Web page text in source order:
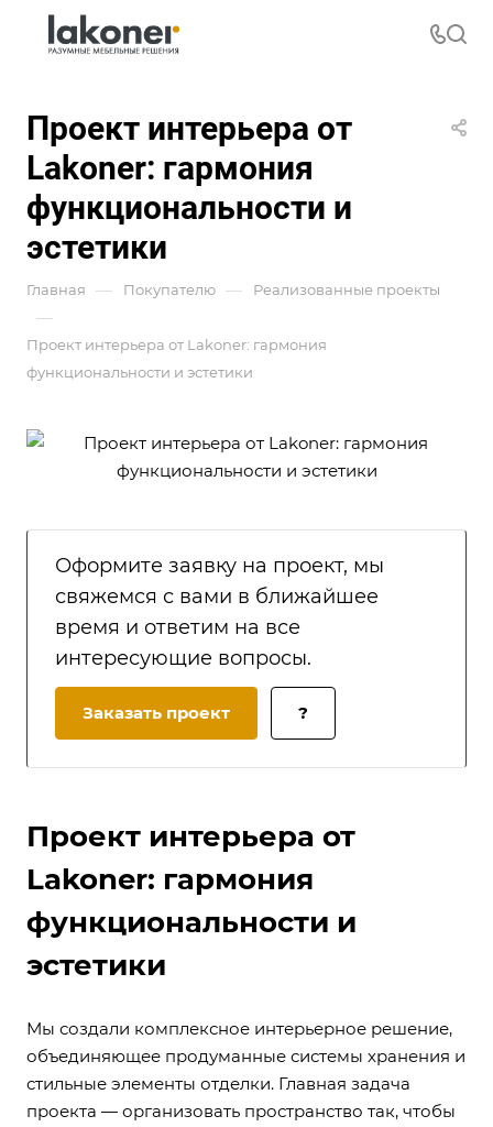
Проект интерьера от
Lakoner: гармония
функциональности и
эстетики
Главная — Покупателю — Реализованные проекты
—
Проект интерьера от Lakoner: гармония
функциональности и эстетики
Оформите заявку на проект, мы
свяжемся с вами в ближайшее
время и ответим на все
интересующие вопросы.
Заказать проект ?
Проект интерьера от
Lakoner: гармония
функциональности и
эстетики
Мы создали комплексное интерьерное решение,
объединяющее продуманные системы хранения и
стильные элементы отделки. Главная задача
проекта — организовать пространство так, чтобы